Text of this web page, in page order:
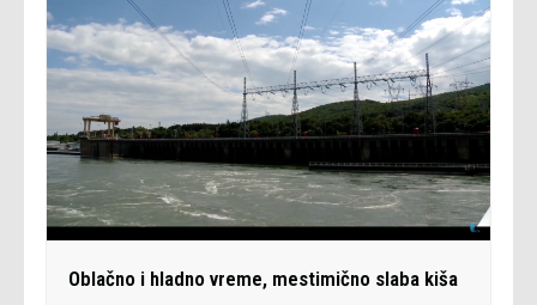
Oblačno i hladno vreme, mestimično slaba kiša